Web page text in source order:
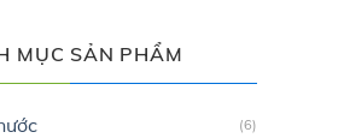
MỤC SẢN PHẨM
(6)